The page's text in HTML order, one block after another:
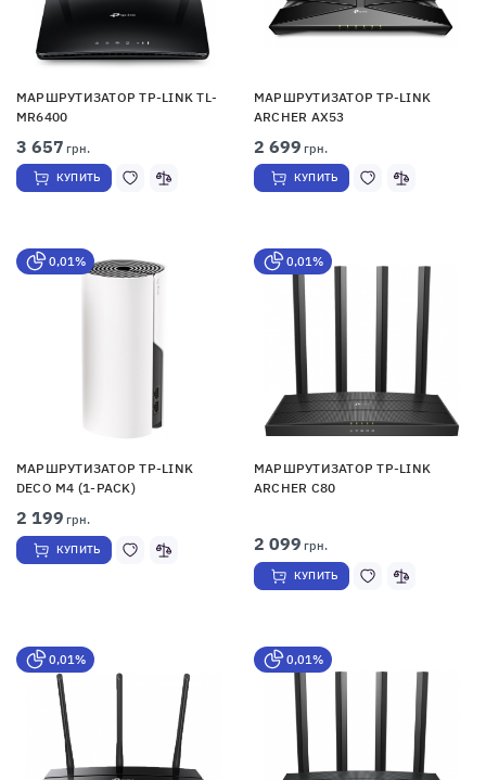
МАРШРУТИЗАТОР TP-LINK TL-
MR6400
3 657 грн.
КУПИТЬ
МАРШРУТИЗАТОР TP-LINK
ARCHER AX53
2 699 грн.
КУПИТЬ
0,01%
МАРШРУТИЗАТОР TP-LINK
DECO M4 (1-PACK)
2 199 грн.
КУПИТЬ
0,01%
МАРШРУТИЗАТОР TP-LINK
ARCHER C80
2 099 грн.
КУПИТЬ
0,01% 0,01%